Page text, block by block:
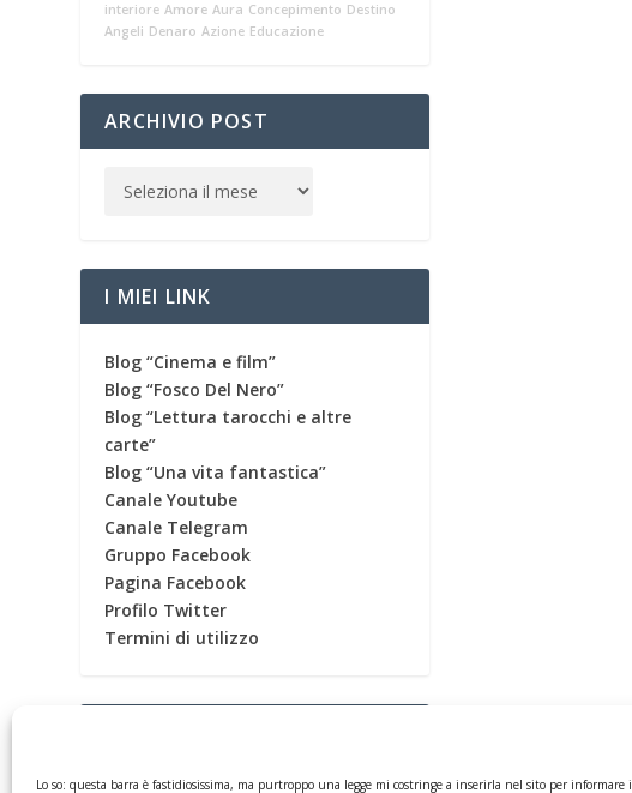
Lo so: questa barra è fastidiosissima, ma purtroppo una legge mi costringe a inserirla nel sito per informare i
interiore Amore Aura Concepimento Destino
Angeli Denaro Azione Educazione
ARCHIVIO POST
I MIEI LINK
Blog “Cinema e film”
Blog “Fosco Del Nero”
Blog “Lettura tarocchi e altre
carte”
Blog “Una vita fantastica”
Canale Youtube
Canale Telegram
Gruppo Facebook
Pagina Facebook
Profilo Twitter
Termini di utilizzo